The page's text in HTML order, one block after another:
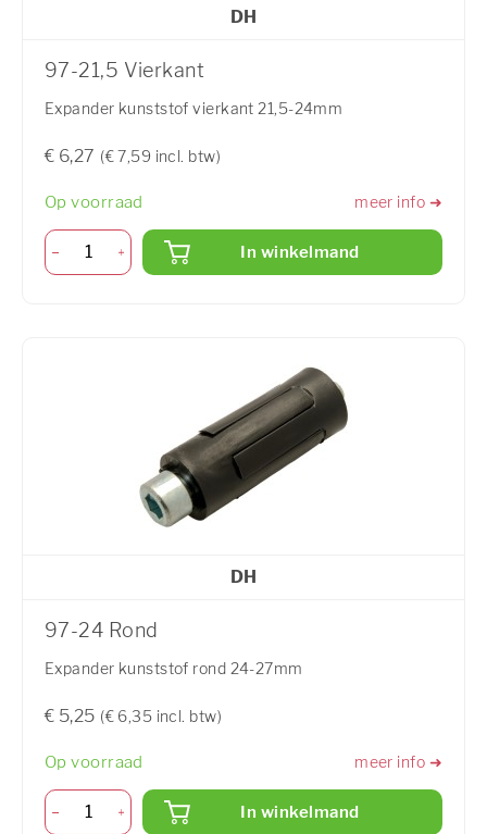
DH
97-21,5 Vierkant
Expander kunststof vierkant 21,5-24mm
€ 6,27 (€ 7,59 incl. btw)
Op voorraad meer info ➜
In winkelmand
DH
97-24 Rond
Expander kunststof rond 24-27mm
€ 5,25 (€ 6,35 incl. btw)
Op voorraad meer info ➜
In winkelmand